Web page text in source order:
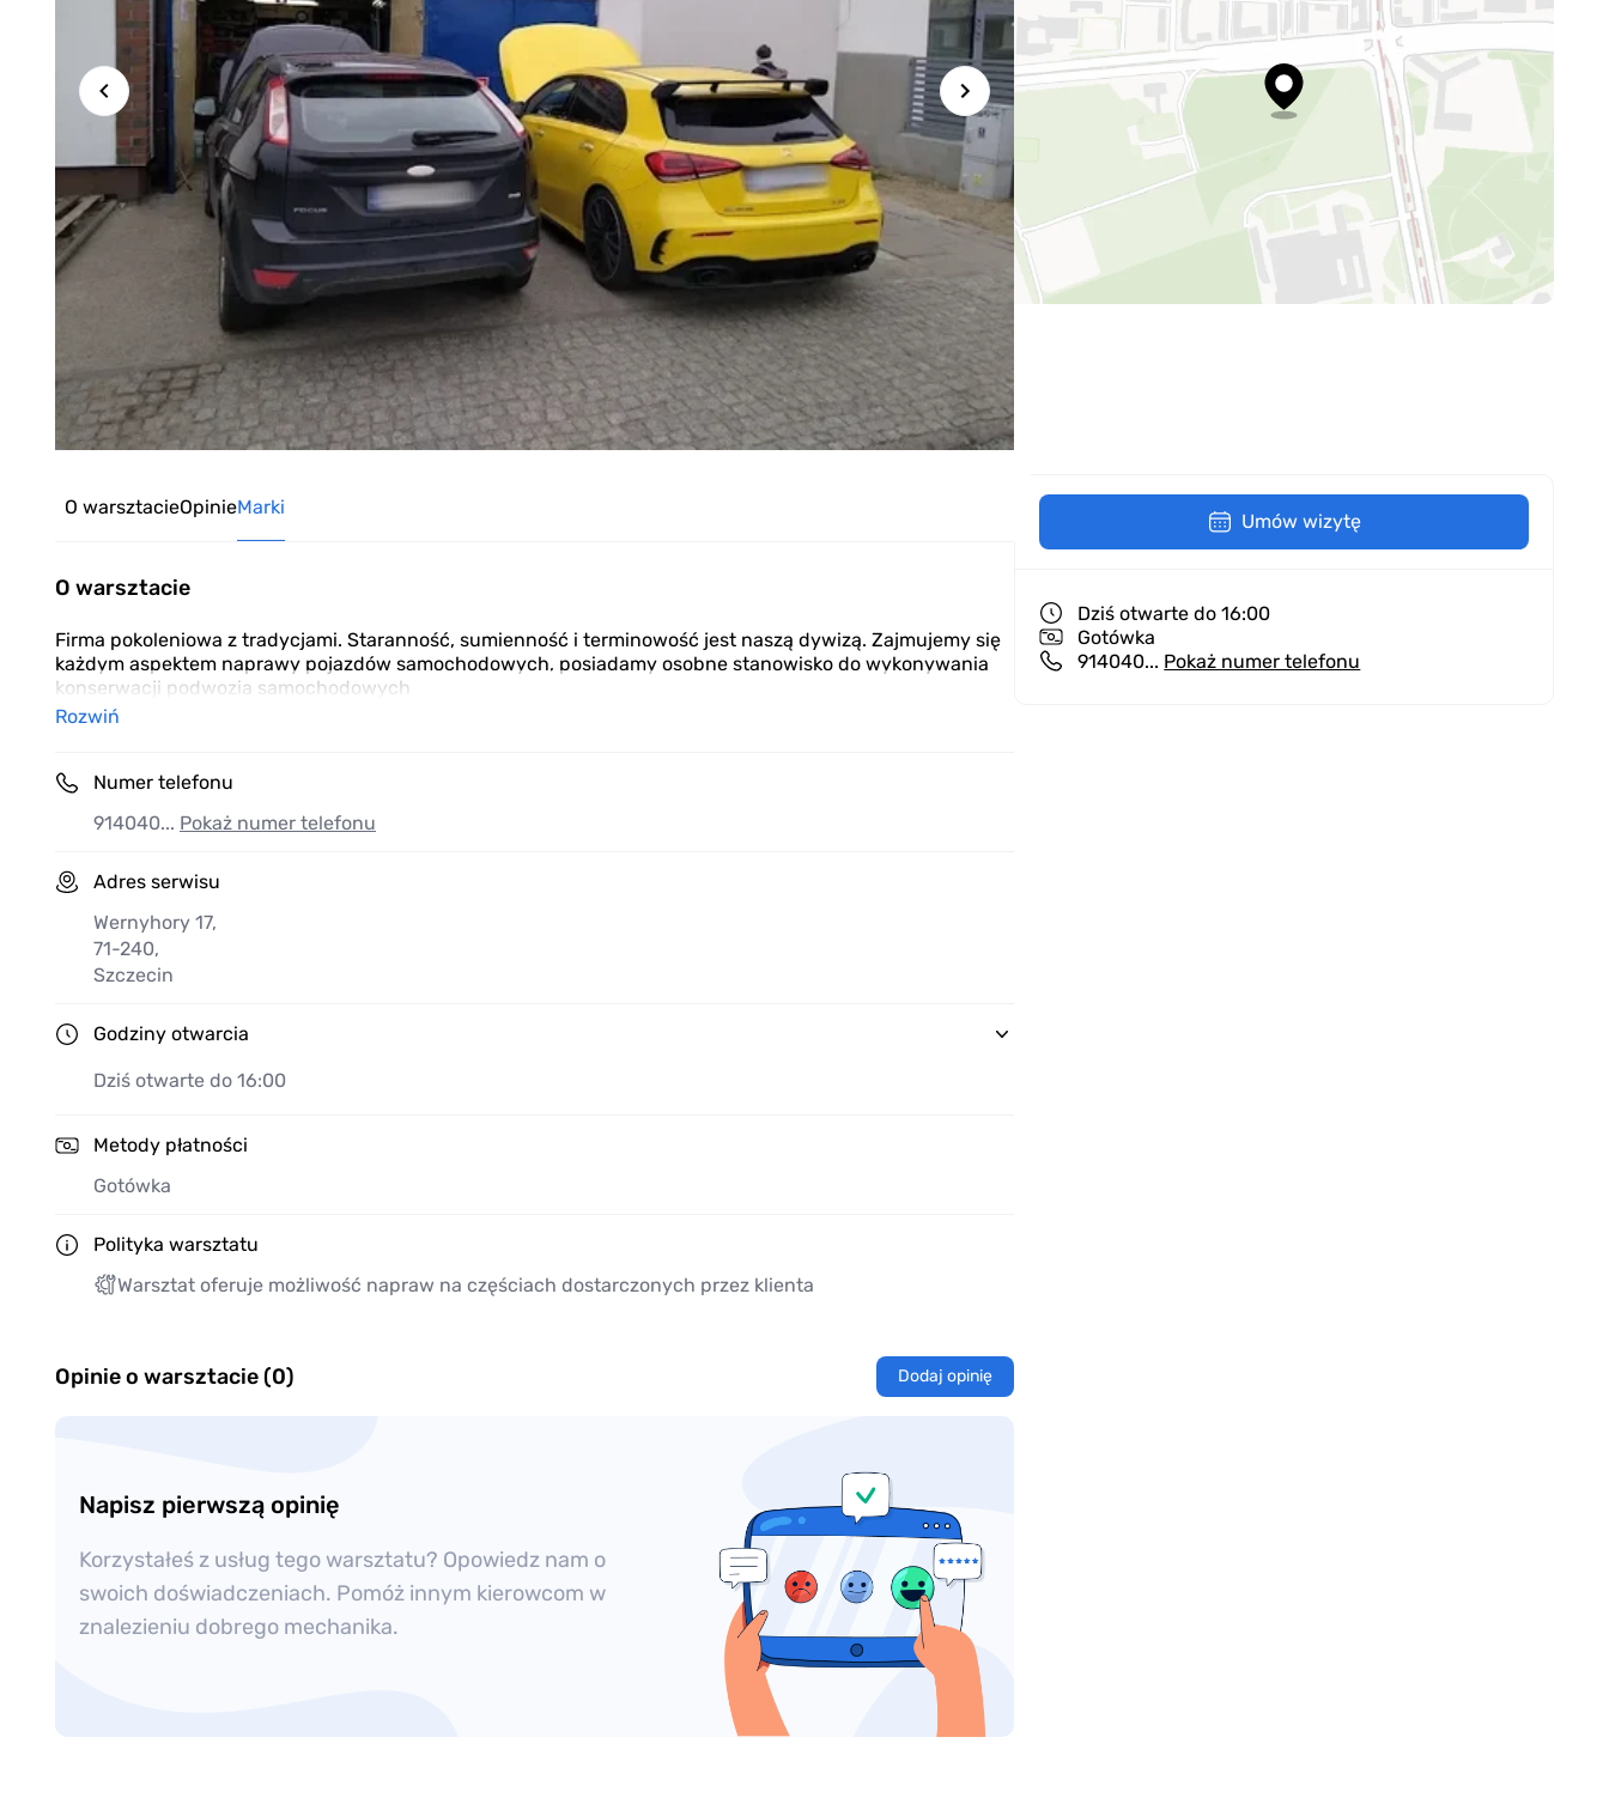
of
O warsztacieOpinieMarki
O warsztacie
Firma pokoleniowa z tradycjami. Staranność, sumienność i terminowość jest naszą dywizą. Zajmujemy się
każdym aspektem naprawy pojazdów samochodowych, posiadamy osobne stanowisko do wykonywania
konserwacji podwozia samochodowych
Rozwiń
Numer telefonu
914040... Pokaż numer telefonu
Adres serwisu
Wernyhory 17,
71-240,
Szczecin
Godziny otwarcia
Dziś otwarte do 16:00
Metody płatności
Gotówka
Polityka warsztatu
Warsztat oferuje możliwość napraw na częściach dostarczonych przez klienta
Opinie o warsztacie (0) Dodaj opinię
Napisz pierwszą opinię
Korzystałeś z usług tego warsztatu? Opowiedz nam o
swoich doświadczeniach. Pomóż innym kierowcom w
znalezieniu dobrego mechanika.
Umów wizytę
Dziś otwarte do 16:00
Gotówka
914040... Pokaż numer telefonu